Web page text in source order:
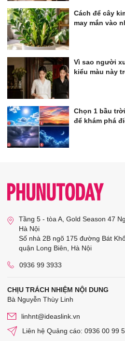
Cách để cây
may mắn vào
Vì sao người
kiểu màu này
Chọn 1 bầu
để khám phá
Tầng 5 - tòa A, Gold Season 47
Hà Nội
Số nhà 2B ngõ 175 đường Bát
quận Long Biên, Hà Nội
0936 99 3933
CHỊU TRÁCH NHIỆM NỘI DUNG
Bà Nguyễn Thùy Linh
linhnt@ideaslink.vn
Liên hệ Quảng cáo: 0936 00 99